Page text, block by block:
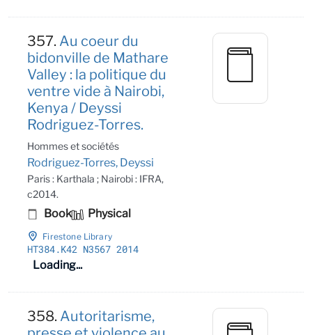
357. Au coeur du
bidonville de Mathare
Valley : la politique du
ventre vide à Nairobi,
Kenya / Deyssi
Rodriguez-Torres.
Hommes et sociétés
Rodriguez-Torres, Deyssi
Paris : Karthala ; Nairobi : IFRA,
c2014.
Book Physical
Firestone Library
HT384.K42 N3567 2014
Loading...
358. Autoritarisme,